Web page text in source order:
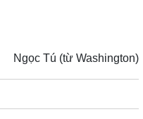
Ngọc Tú (từ Washington)